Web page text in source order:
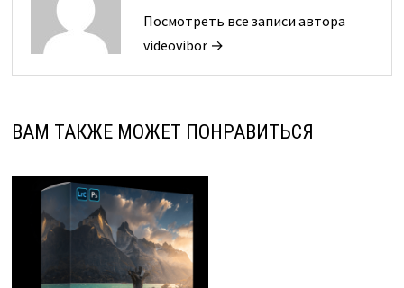
Посмотреть все записи автора
videovibor →
ВАМ ТАКЖЕ МОЖЕТ ПОНРАВИТЬСЯ